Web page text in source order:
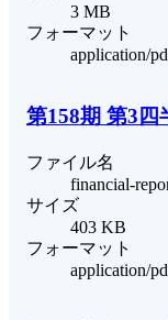
3 MB
フォーマット
application/
第158期 第3四
ファイル名
financial-
サイズ
403 KB
フォーマット
application/